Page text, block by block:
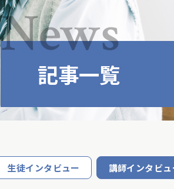
記事一覧
News
生徒インタビュー 講師インタビュ